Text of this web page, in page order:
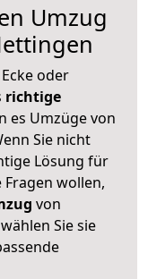
Umzug
oder
richtige
es Umzüge von
Sie nicht
Lösung für
wollen,
von
Sie sie